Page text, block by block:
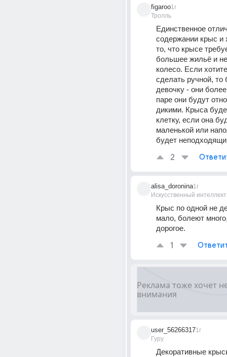
figaroo
Тролль
1г
Единственное
содержании крыс и
то, что крысе
большее жильё и
колесо. Если
сделать ручной, то
девочку - они
паре они будут
дикими. Крыса
клетку, если она
маленькой или
будет
2
alisa_doronina
Искусственный интеллект
1г
Крыс по одной не
мало, болеют
дорогое.
1
user_56266317
Гуру
1г
Декоративные